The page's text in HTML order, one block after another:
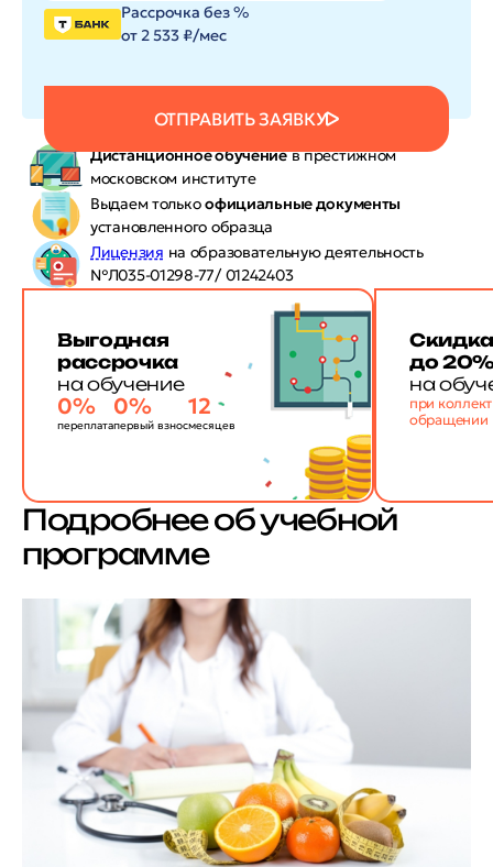
ОТПРАВИТЬ ЗАЯВКУ
Рассрочка без %
от 2 533 ₽/мес
Дистанционное обучениев престижном
московском институте
Выдаем толькоофициальные документы
установленного образца
Лицензия на образовательную деятельность
№Л035-01298-77/ 01242403
Выгодная
рассрочка
на обучение
0%
переплата
0%
первый взнос
12
месяцев
до
на
при
обращении
Подробнее об учебной
программе